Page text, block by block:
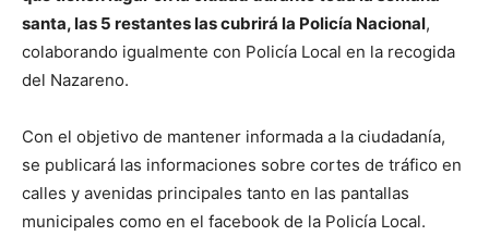
santa, las 5 restantes las cubrirá la Policía Nacional,
colaborando igualmente con Policía Local en la recogida
del Nazareno.
Con el objetivo de mantener informada a la ciudadanía,
se publicará las informaciones sobre cortes de tráfico en
calles y avenidas principales tanto en las pantallas
municipales como en el facebook de la Policía Local.